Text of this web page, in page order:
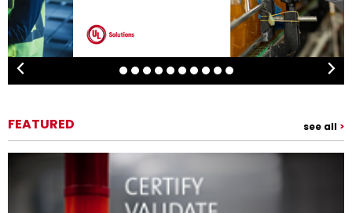
FEATURED see all